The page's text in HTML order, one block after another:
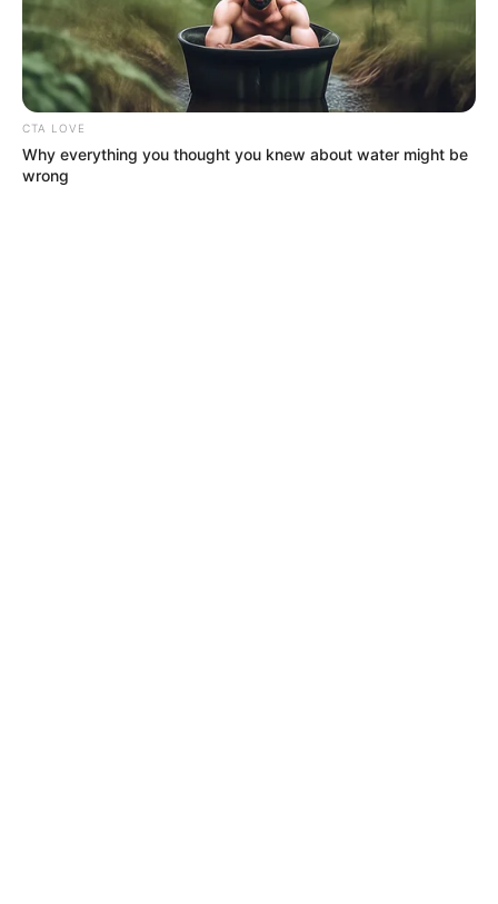
CTA LOVE
Why everything you thought you knew about water might be
wrong